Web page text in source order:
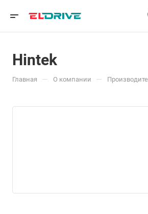
Hintek
Главная — О компании —